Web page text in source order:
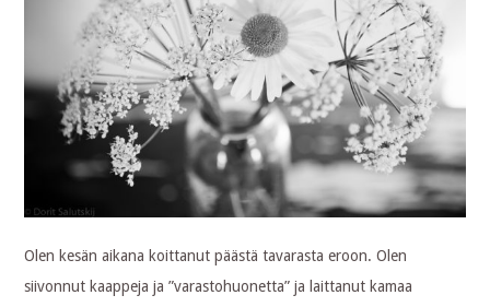
Olen kesän aikana koittanut päästä tavarasta eroon. Olen
siivonnut kaappeja ja ”varastohuonetta” ja laittanut kamaa